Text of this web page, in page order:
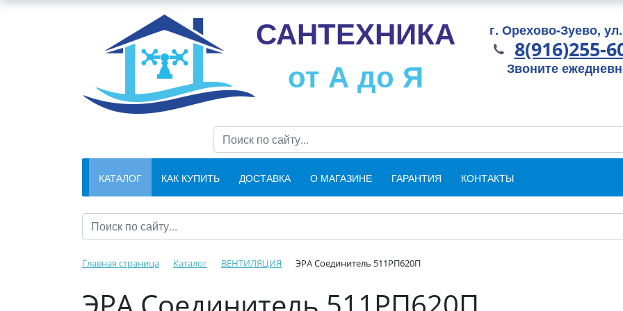
САНТЕХНИКА
от А до Я
г. Орехово-Зуево,
8(916)255-
Звоните
КАТАЛОГ КАК КУПИТЬ ДОСТАВКА О МАГАЗИНЕ ГАРАНТИЯ КОНТАКТЫ
Главная страница Каталог ВЕНТИЛЯЦИЯ ЭРА Соединитель 511РП620П